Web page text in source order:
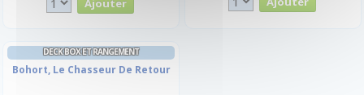
DECK BOX ET RANGEMENT
Bohort, Le Chasseur De Retour